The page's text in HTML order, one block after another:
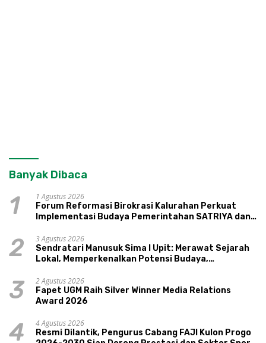
Banyak Dibaca
1
1 Agustus 2026
Forum Reformasi Birokrasi Kalurahan Perkuat
Implementasi Budaya Pemerintahan SATRIYA dan
2
3 Agustus 2026
Sendratari Manusuk Sima I Upit: Merawat Sejarah
Lokal, Memperkenalkan Potensi Budaya,
3
2 Agustus 2026
Fapet UGM Raih Silver Winner Media Relations
Award 2026
4
4 Agustus 2026
Resmi Dilantik, Pengurus Cabang FAJI Kulon Progo